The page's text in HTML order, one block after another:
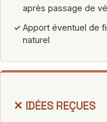
après passage de
✓ Apport éventuel de
naturel
✕ IDÉES REÇUES